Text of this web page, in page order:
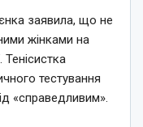
заявила, що не
жінками на
Тенісистка
тестування
«справедливим».